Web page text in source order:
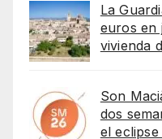
La
euros en
vivienda
Son
dos
el